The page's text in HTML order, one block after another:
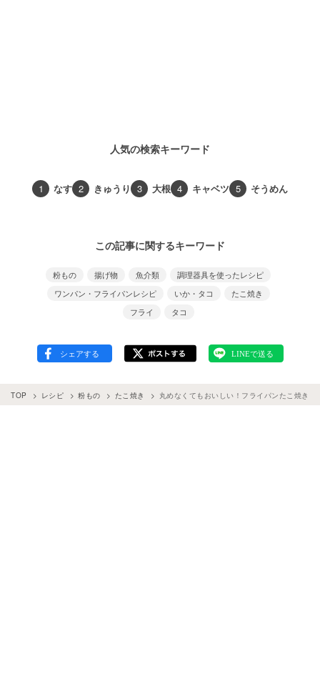
人気の検索キーワード
1 なす 2 きゅうり 3 大根 4 キャベツ 5 そうめん
この記事に関するキーワード
粉もの 揚げ物 魚介類
調理器具を使ったレシピ
ワンパン・フライパンレシピ
いか・タコ
たこ焼き
フライ
タコ
TOP レシピ 粉もの たこ焼き 丸めなくてもおいしい！フライパンたこ焼きの